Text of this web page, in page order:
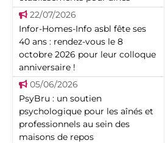
22/07/2026
Infor-Homes-Info asbl fête ses
40 ans : rendez-vous le 8
octobre 2026 pour leur colloque
anniversaire !
05/06/2026
PsyBru : un soutien
psychologique pour les aînés et
professionnels au sein des
maisons de repos